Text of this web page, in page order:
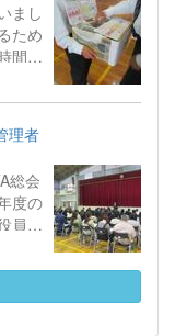
まし
ため
間と
の原
市
て行
理者
総会
度の
員の